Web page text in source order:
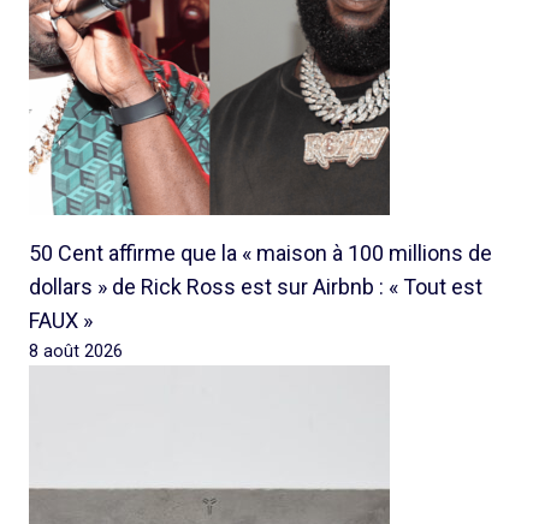
50 Cent affirme que la « maison à 100 millions de
dollars » de Rick Ross est sur Airbnb : « Tout est
FAUX »
8 août 2026